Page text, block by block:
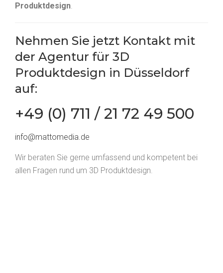
Produktdesign.
Nehmen Sie jetzt Kontakt mit
der Agentur für 3D
Produktdesign in Düsseldorf
auf:
+49 (0) 711 / 21 72 49 500
info@mattomedia.de
Wir beraten Sie gerne umfassend und kompetent bei
allen Fragen rund um 3D Produktdesign.